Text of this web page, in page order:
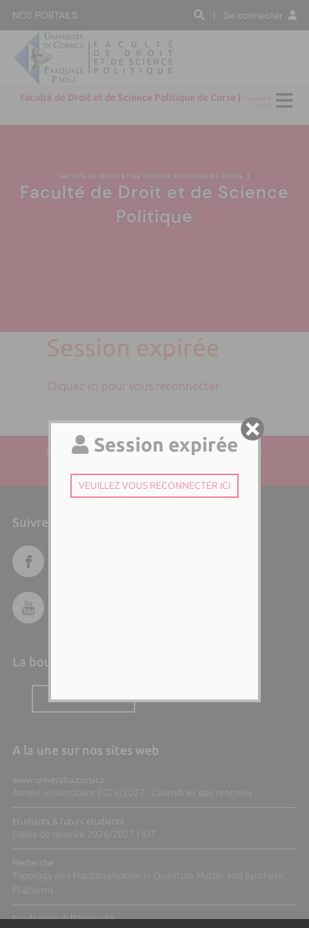
NOS PORTAILS : | Se connecter
Faculté de Droit et de Science Politique de Corse |
FACULTÉ DE DROIT ET DE SCIENCE POLITIQUE DE CORSE
Faculté de Droit et de Science
Politique
Session expirée
Cliquez ici pour vous reconnecter
Plan du site| Directeur de la publication : Perrine
Suivre l'Università di Corsica
La boutique de l'Università
A BUTTEGUCCIA
A la une sur nos sites web
www.universita.corsica
Année universitaire 2026/2027 - Calendrier des rentrées
Etudiants & futurs étudiants
Dates de rentrée 2026/2027 | IUT
Recherche
Topology and Fractionalisation in Quantum Matter and Synthetic
Platforms
Fundazione di l'Università